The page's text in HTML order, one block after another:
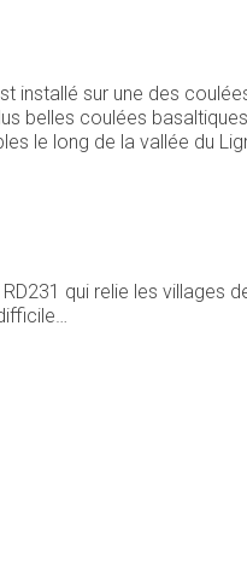
sur une des
belles coulées
le long de la vallée du
qui relie les villages